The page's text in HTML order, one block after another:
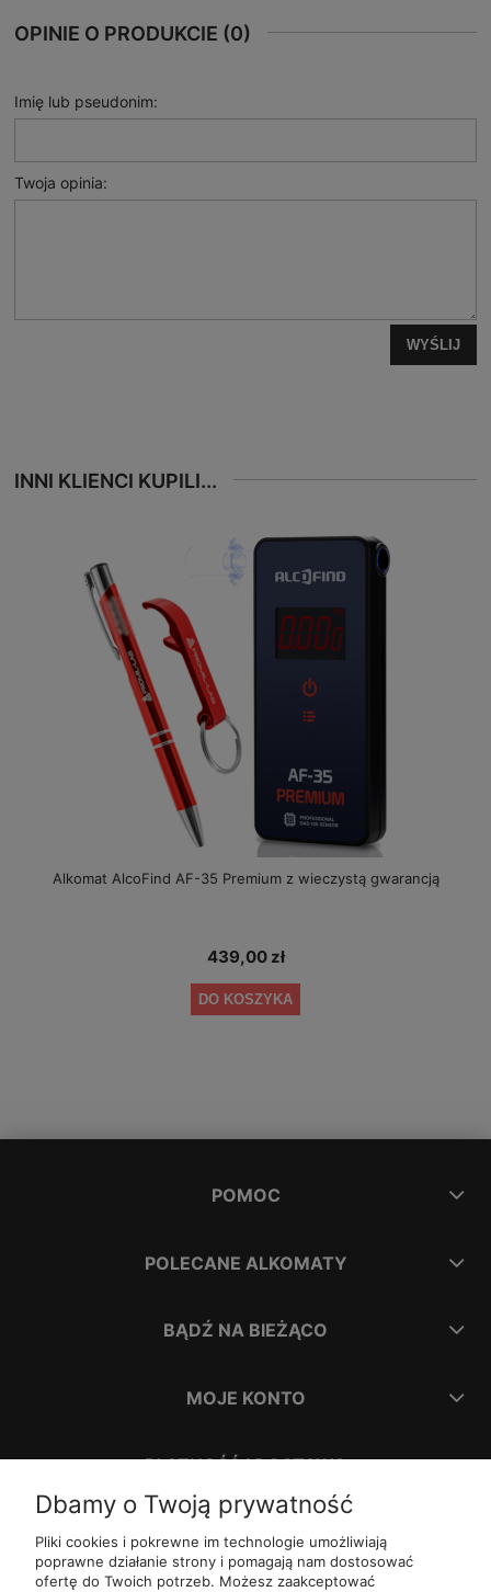
OPINIE O PRODUKCIE (0)
Imię lub pseudonim:
Twoja opinia:
WYŚLIJ
INNI KLIENCI KUPILI...
Alkomat AlcoFind AF-35 Premium z wieczystą gwarancją
439,00 zł
DO KOSZYKA
POMOC
POLECANE ALKOMATY
BĄDŹ NA BIEŻĄCO
MOJE KONTO
PŁATNOŚĆ I DOSTAWA
INFORMACJE
Dbamy o Twoją prywatność
Pliki cookies i pokrewne im technologie umożliwiają
poprawne działanie strony i pomagają nam dostosować
ofertę do Twoich potrzeb. Możesz zaakceptować